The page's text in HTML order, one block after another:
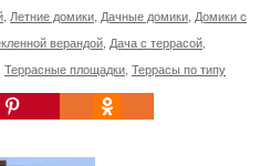
Летние домики Дачные домики Домики с
верандой Дача с террасой
Террасные площадки Террасы по типу